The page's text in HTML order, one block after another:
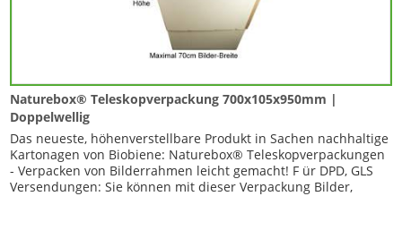
Naturebox® Teleskopverpackung 700x105x950mm |
Doppelwellig
Das neueste, höhenverstellbare Produkt in Sachen nachhaltige
Kartonagen von Biobiene: Naturebox® Teleskopverpackungen
- Verpacken von Bilderrahmen leicht gemacht! F ür DPD, GLS
Versendungen: Sie können mit dieser Verpackung Bilder,